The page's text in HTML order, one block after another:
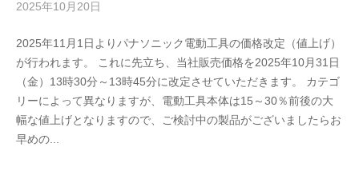
2025年10月20日
ビ
ル
デ
ィ
2025年11月1日よりパナソニック電動工具の価格改定（値上げ）
が行われます。 これに先立ち、当社販売価格を2025年10月31日
（金）13時30分～13時45分に改定させていただきます。 カテゴ
リーによって異なりますが、電動工具本体は15～30％前後の大
幅な値上げとなりますので、ご検討中の製品がございましたらお
早めの...